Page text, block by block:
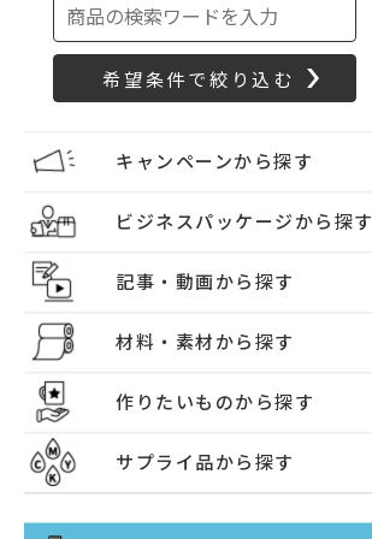
キャンペーンから探す
ビジネスパッケージから探す
記事・動画から探す
材料・素材から探す
作りたいものから探す
サプライ品から探す